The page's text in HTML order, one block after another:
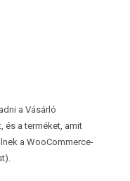
a Vásárló
és a terméket, amit
a WooCommerce-